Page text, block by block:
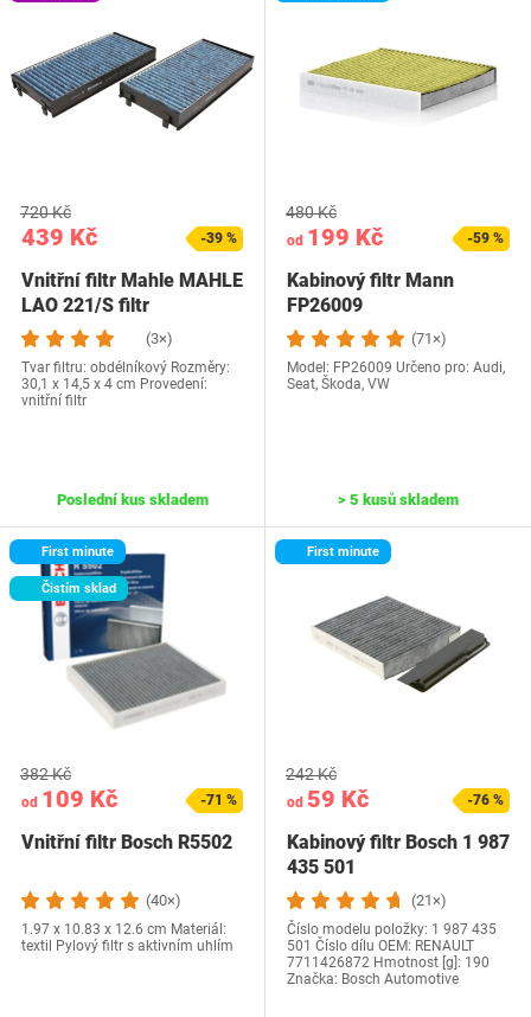
439 Kč
720 Kč
-39 %
Vnitřní filtr Mahle MAHLE
LAO 221/S filtr
(3×)
Tvar filtru: obdélníkový Rozměry:
30,1 x 14,5 x 4 cm Provedení:
vnitřní filtr
Poslední kus skladem
od 199 Kč
480 Kč
-59 %
Kabinový filtr Mann
FP26009
(71×)
Model: FP26009 Určeno pro: Audi,
Seat, Škoda, VW
> 5 kusů skladem
First minute
Čistím sklad
od 109 Kč
382 Kč
-71 %
Vnitřní filtr Bosch R5502
(40×)
1.97 x 10.83 x 12.6 cm Materiál:
textil Pylový filtr s aktivním uhlím
First minute
od 59 Kč
242 Kč
-76 %
Kabinový filtr Bosch 1 987
435 501
(21×)
Číslo modelu položky: 1 987 435
501 Číslo dílu OEM: ‎RENAULT
7711426872 Hmotnost [g]: 190
Značka: Bosch Automotive